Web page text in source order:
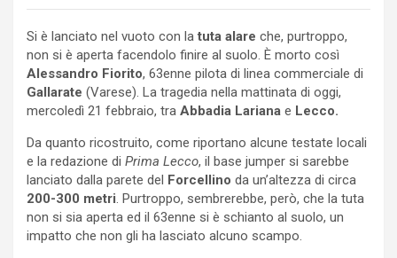
Si è lanciato nel vuoto con latuta alare che, purtroppo,
non si è aperta facendolo finire al suolo. È morto così
Alessandro Fiorito, 63enne pilota di linea commerciale di
Gallarate (Varese). La tragedia nella mattinata di oggi,
mercoledì 21 febbraio, tra Abbadia Lariana e Lecco.
Da quanto ricostruito, come riportano alcune testate locali
e la redazione di Prima Lecco, il base jumper si sarebbe
lanciato dalla parete del Forcellino da un’altezza di circa
200-300 metri. Purtroppo, sembrerebbe, però, che la tuta
non si sia aperta ed il 63enne si è schianto al suolo, un
impatto che non gli ha lasciato alcuno scampo.